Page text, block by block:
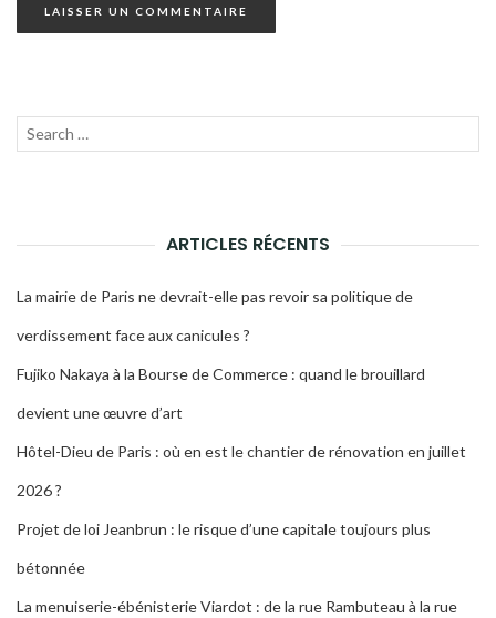
Recherche
ARTICLES RÉCENTS
La mairie de Paris ne devrait-elle pas revoir sa politique de
verdissement face aux canicules ?
Fujiko Nakaya à la Bourse de Commerce : quand le brouillard
devient une œuvre d’art
Hôtel-Dieu de Paris : où en est le chantier de rénovation en juillet
2026 ?
Projet de loi Jeanbrun : le risque d’une capitale toujours plus
bétonnée
La menuiserie-ébénisterie Viardot : de la rue Rambuteau à la rue